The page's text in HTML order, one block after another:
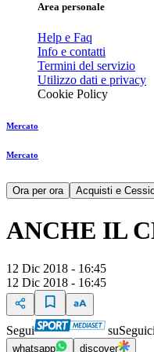
Area personale
Help e Faq
Info e contatti
Termini del servizio
Utilizzo dati e privacy
Cookie Policy
Mercato
Mercato
Ora per ora Acquisti e
ANCHE IL
12 Dic 2018 - 16:45
12 Dic 2018 - 16:45
Segui su
whatsapp discover